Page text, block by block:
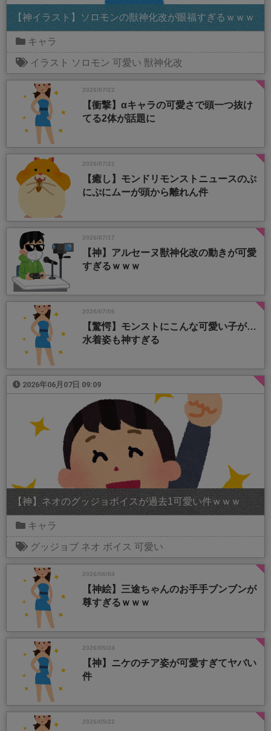
【神イラスト】ソロモンの獣神化改が眼福すぎるｗｗｗ
キャラ
イラスト ソロモン 可愛い 獣神化改
2026/07/22
【衝撃】αキャラの可愛さで頭一つ抜け
てる2体が話題に
2026/07/21
【癒し】モンドリモンストニュースのぷ
にぷにムーが頭から離れん件
2026/07/17
【神】アルセーヌ獣神化改の動きが可愛
すぎるｗｗｗ
2026/07/06
【驚愕】モンストにこんな可愛い子が…
水着姿も神すぎる
2026年06月07日 09:09
【神】ネオのグッジョボイスが過去1可愛い件ｗｗｗ
キャラ
グッジョブ ネオ ボイス 可愛い
2026/06/04
【神絵】三途ちゃんのお手手ブンブンが
尊すぎるｗｗｗ
2026/05/24
【神】ニケのチア姿が可愛すぎてヤバい
件
2026/05/22